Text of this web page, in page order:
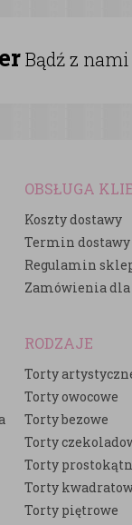
Bądź z nami
OBSŁUGA
Koszty dostawy
Termin dostawy
Regulamin
Zamówienia
RODZAJE
Torty
Torty owocowe
Torty bezowe
Torty
Torty
Torty
Torty piętrowe